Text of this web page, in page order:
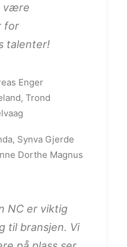
være
for
talenter!
Enger
Trond
Synva Gjerde
Dorthe Magnus
NC er viktig
til bransjen. Vi